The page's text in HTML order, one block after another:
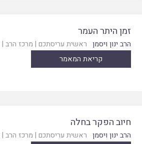
זמן היתר העמר
הרב ינון ויסמן ראשית עריסתכם | מרכז הרב |
קריאת המאמר
חיוב הפקר בחלה
הרב ינון ויסמן ראשית עריסתכם | מרכז הרב |